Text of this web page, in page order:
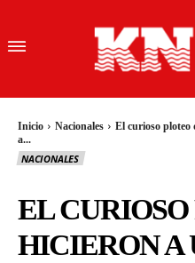
Inicio Nacionales
El curioso
a...
NACIONALES
EL
HICIERON A